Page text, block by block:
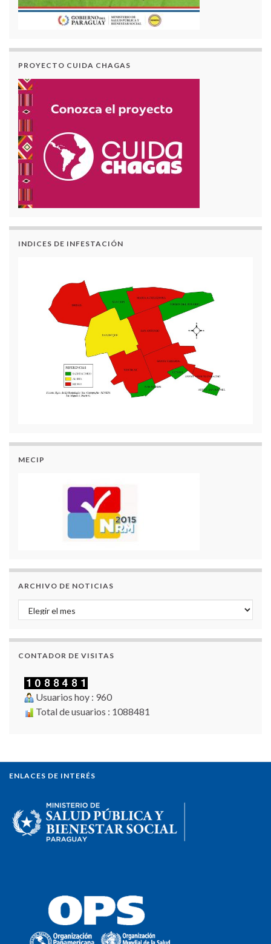
PROYECTO CUIDA CHAGAS
INDICES DE INFESTACIÓN
MECIP
ARCHIVO DE NOTICIAS
Archivo de Noticias
CONTADOR DE VISITAS
Usuarios hoy : 960
Total de usuarios : 1088481
ENLACES DE INTERÉS